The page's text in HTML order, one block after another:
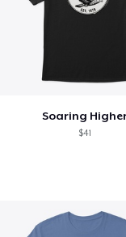
Soaring
$41